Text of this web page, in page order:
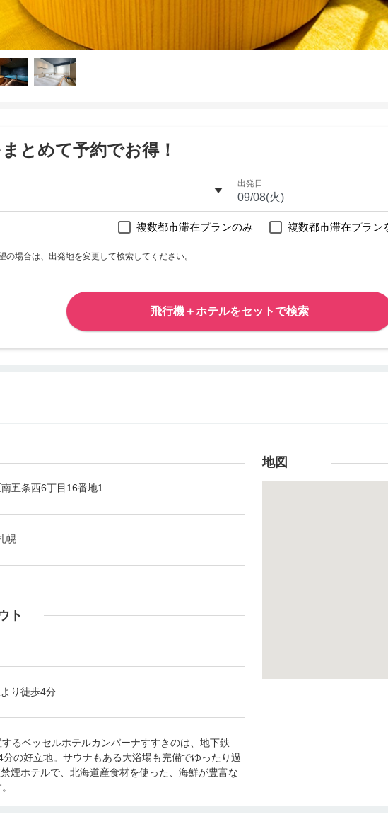
とめて予約でお得！
出発日
複数都市滞在プランのみ 複数都市滞在プラン
の場合は、出発地を変更して検索してください。
飛行機＋ホテルをセットで検索
五条西6丁目16番地1
幌
ト
り徒歩4分
るベッセルホテルカンパーナすすきのは、地下鉄
分の好立地。サウナもある大浴場も完備でゆったり過
煙ホテルで、北海道産食材を使った、海鮮が豊富な
地図